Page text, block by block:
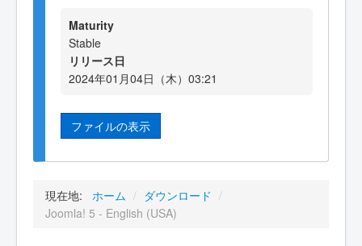
Maturity
Stable
リリース日
2024年01月04日（木）03:21
ファイルの表示
現在地: ホーム / ダウンロード /
Joomla! 5 - English (USA)